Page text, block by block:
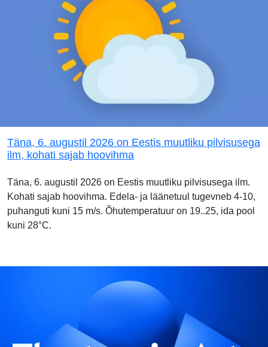
Täna, 6. augustil 2026 on Eestis muutliku pilvisusega
ilm, kohati sajab hoovihma
Täna, 6. augustil 2026 on Eestis muutliku pilvisusega ilm.
Kohati sajab hoovihma. Edela- ja läänetuul tugevneb 4-10,
puhanguti kuni 15 m/s. Õhutemperatuur on 19..25, ida pool
kuni 28°C.